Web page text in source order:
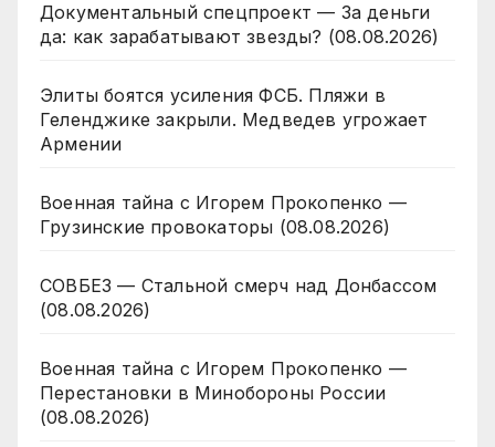
Документальный спецпроект — За деньги
да: как зарабатывают звезды? (08.08.2026)
Элиты боятся усиления ФСБ. Пляжи в
Геленджике закрыли. Медведев угрожает
Армении
Военная тайна с Игорем Прокопенко —
Грузинские провокаторы (08.08.2026)
СОВБЕЗ — Стальной смерч над Донбассом
(08.08.2026)
Военная тайна с Игорем Прокопенко —
Перестановки в Минобороны России
(08.08.2026)